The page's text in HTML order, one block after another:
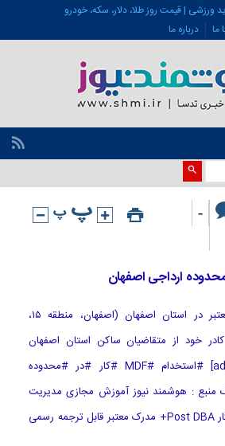
ورزشی | قیمت روز طلا، دلار، سکه، خودرو
ما درباره ما
-
[ad_1] یک مجموعه معتبر در استان اصفهان (اصفهان، منطقه ۱۵،
خود از متقاضیان ساکن استان اصفهان
استخدام می‌نماید [ad_2] #استخدام #MDF #کار #در #محدوده
منبع : هوشمند نیوز آموزش مجازی مدیریت
عالی حرفه ای کسب و کار Post DBA+ مدرک معتبر قابل ترجمه رسمی